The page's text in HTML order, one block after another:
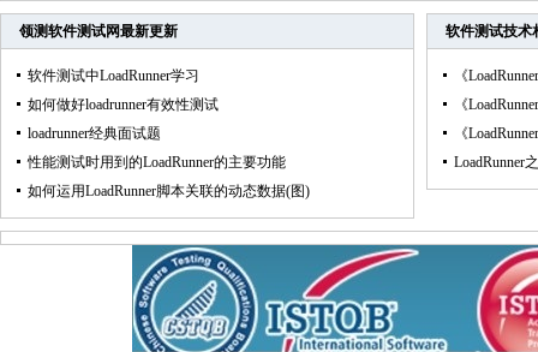
领测软件测试网最新更新
软件测试中LoadRunner学习
如何做好loadrunner有效性测试
loadrunner经典面试题
性能测试时用到的LoadRunner的主要功能
如何运用LoadRunner脚本关联的动态数据(图)
软件测试技术
《
《
《
LoadRunner